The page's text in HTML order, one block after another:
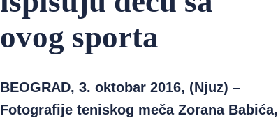
ovog sporta
BEOGRAD, 3. oktobar 2016, (Njuz) –
Fotografije teniskog meča Zorana Babića,